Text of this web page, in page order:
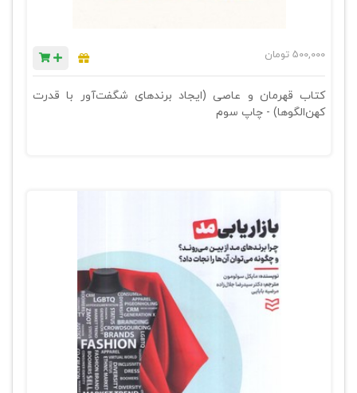
500,000 تومان
کتاب قهرمان و عاصی (ایجاد برندهای شگفت‌آور با قدرت
کهن‌الگوها) - چاپ سوم